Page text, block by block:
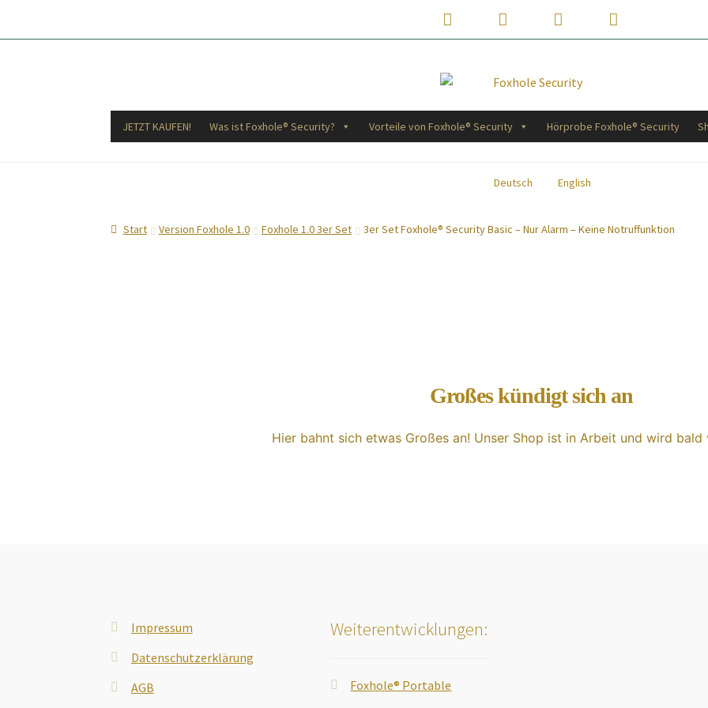
springen
springen
JETZT KAUFEN! Was ist Foxhole® Security? Vorteile von Foxhole® Security Hörprobe Foxhole® Security
Deutsch English
Start Version Foxhole 1.0 Foxhole 1.0 3er Set 3er Set Foxhole® Security Basic – Nur Alarm – Keine Notruffunktion
Großes kündigt sich an
Hier bahnt sich etwas Großes an! Unser Shop ist in Arbeit und wird
Impressum
Datenschutzerklärung
AGB
Weiterentwicklungen:
Foxhole® Portable
Phone
calling
WhatsApp